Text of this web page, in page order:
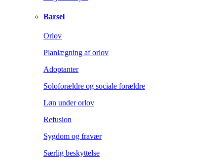
Barsel
Orlov
Planlægning af orlov
Adoptanter
Soloforældre og sociale forældre
Løn under orlov
Refusion
Sygdom og fravær
Særlig beskyttelse